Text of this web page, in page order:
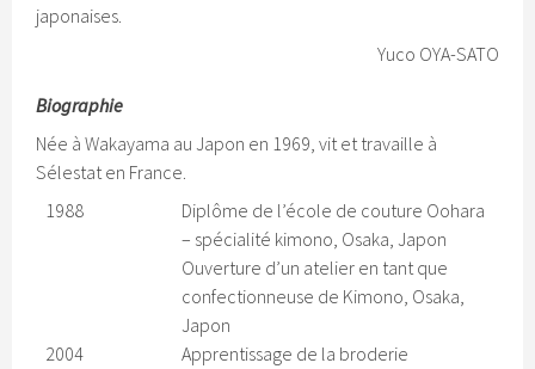
japonaises.
Yuco OYA-SATO
Biographie
Née à Wakayama au Japon en 1969, vit et travaille à
Sélestat en France.
1988
Diplôme de l’école de couture Oohara
– spécialité kimono, Osaka, Japon
Ouverture d’un atelier en tant que
confectionneuse de Kimono, Osaka,
Japon
2004
Apprentissage de la broderie